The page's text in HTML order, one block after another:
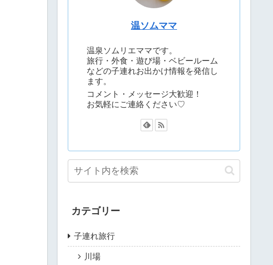
温ソムママ
温泉ソムリエママです。
旅行・外食・遊び場・ベビールーム
などの子連れお出かけ情報を発信し
ます。
コメント・メッセージ大歓迎！
お気軽にご連絡ください♡
カテゴリー
子連れ旅行
川場